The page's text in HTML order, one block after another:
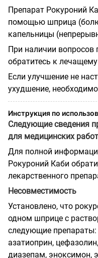
Препарат Рокуроний
помощью шприца
капельницы
При наличии вопросов
обратитесь к
Если улучшение не
ухудшение,
Инструкция по
Следующие сведения
для медицинских
Для полной
Рокуроний Каби
лекарственного
Несовместимость
Установлено, что
одном шприце с
следующие
азатиоприн,
диазепам, эноксимон,